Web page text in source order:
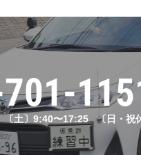
#19「自動車学校での
#35「東山自動車学校
ブログ
〔土〕9:40〜17:25 〔日・祝